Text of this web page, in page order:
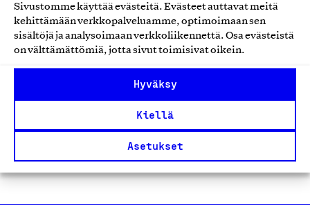
Sivustomme käyttää evästeitä. Evästeet auttavat meitä
kehittämään verkkopalveluamme, optimoimaan sen
sisältöjä ja analysoimaan verkkoliikennettä. Osa evästeistä
on välttämättömiä, jotta sivut toimisivat oikein.
Hyväksy
Kiellä
Asetukset
Sunnymore Design Oy, Tuote
Muut koti- ja sisustustuotteet
Edellinen
12…11
Seuraavat